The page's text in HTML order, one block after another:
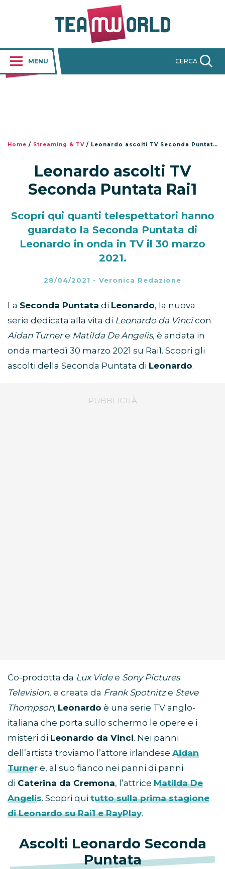
MENU CERCA
Home / Streaming & TV / Leonardo ascolti TV Seconda Puntata Rai1
Leonardo ascolti TV
Seconda Puntata Rai1
Scopri qui quanti telespettatori hanno
guardato la Seconda Puntata di
Leonardo in onda in TV il 30 marzo
2021.
28/04/2021 - Veronica Redazione
La Seconda Puntata di Leonardo, la nuova
serie dedicata alla vita di Leonardo da Vincicon
Aidan Turnere Matilda De Angelis, è andata in
onda martedì 30 marzo 2021 su Rai1. Scopri gli
ascolti della Seconda Puntata di Leonardo.
Co-prodotta da Lux Videe Sony Pictures
Television, e creata da Frank Spotnitze Steve
Thompson, Leonardo è una serie TV anglo-
italiana che porta sullo schermo le opere e i
misteri di Leonardo da Vinci. Nei panni
dell’artista troviamo l’attore irlandese Aidan
Turner e, al suo fianco nei panni di panni
di Caterina da Cremona, l’attrice Matilda De
Angelis. Scopri qui tutto sulla prima stagione
di Leonardo su Rai1 e RayPlay.
Ascolti Leonardo Seconda
Puntata